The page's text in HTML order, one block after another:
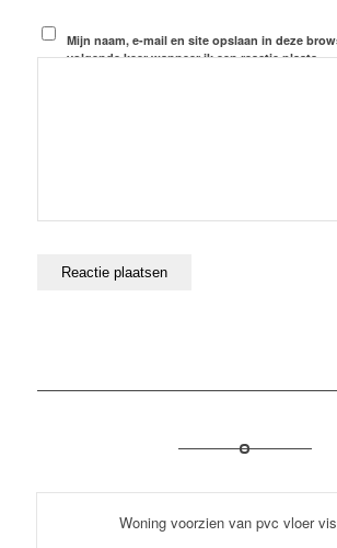
Mijn naam, e-mail en site opslaan in deze
volgende keer wanneer ik een reactie plaats.
Woning voorzien van pvc vloer